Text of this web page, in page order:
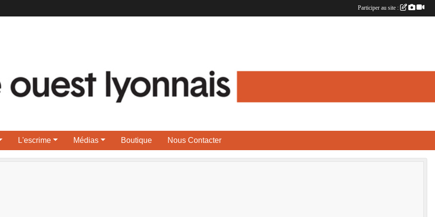
L'escrime Médias Boutique Nous Contacter
Participer au site :